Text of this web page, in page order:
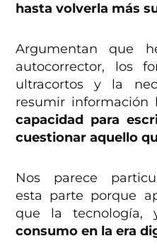
hasta volverla más
Argumentan que
autocorrector, los
ultracortos y la
resumir información
capacidad para
cuestionar aquello
Nos parece
esta parte porque
que la tecnología,
consumo en la era